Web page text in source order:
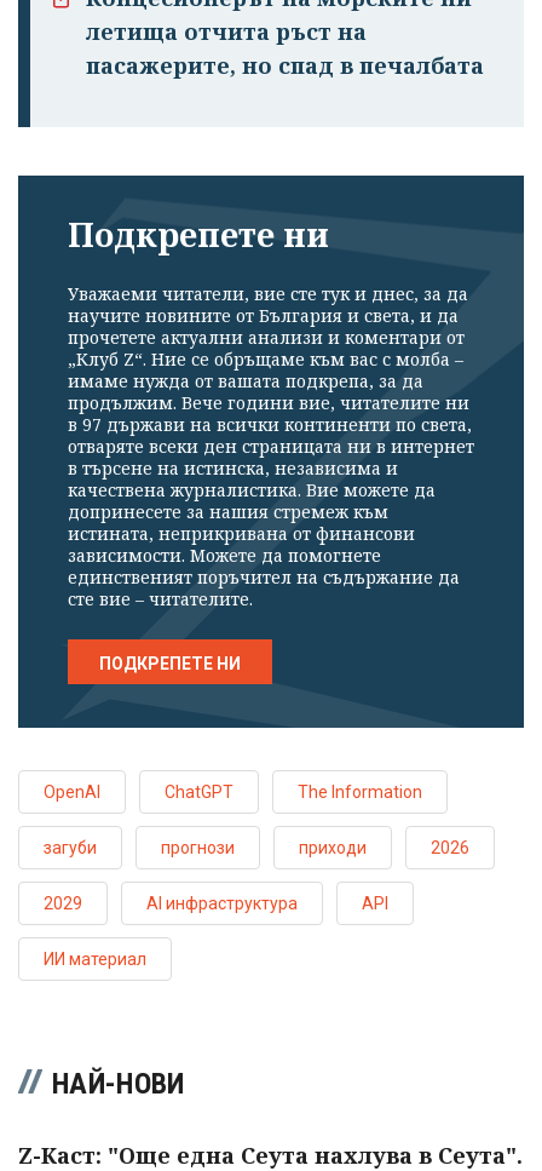
летища отчита ръст на
пасажерите, но спад в печалбата
Подкрепете ни
Уважаеми читатели, вие сте тук и днес, за да
научите новините от България и света, и да
прочетете актуални анализи и коментари от
„Клуб Z“. Ние се обръщаме към вас с молба –
имаме нужда от вашата подкрепа, за да
продължим. Вече години вие, читателите ни
в 97 държави на всички континенти по света,
отваряте всеки ден страницата ни в интернет
в търсене на истинска, независима и
качествена журналистика. Вие можете да
допринесете за нашия стремеж към
истината, неприкривана от финансови
зависимости. Можете да помогнете
единственият поръчител на съдържание да
сте вие – читателите.
ПОДКРЕПЕТЕ НИ
OpenAI ChatGPT The Information
загуби прогнози приходи 2026
2029 AI инфраструктура API
ИИ материал
НАЙ-НОВИ
Z-Каст: "Още една Сеута нахлува в Сеута".